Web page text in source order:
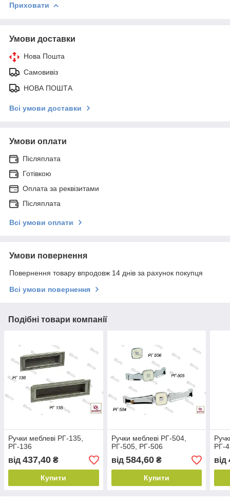
Приховати
Умови доставки
Нова Пошта
Самовивіз
НОВА ПОШТА
Всі умови доставки
Умови оплати
Післяплата
Готівкою
Оплата за реквізитами
Післяплата
Всі умови оплати
Умови повернення
Повернення товару впродовж 14 днів за рахунок покупця
Всі умови повернення
Подібні товари компанії
Ручки меблеві РГ-135,
РГ-136
від 437,40 ₴
Купити
Ручки меблеві РГ-504,
РГ-505, РГ-506
від 584,60₴
Купити
РГ-
від